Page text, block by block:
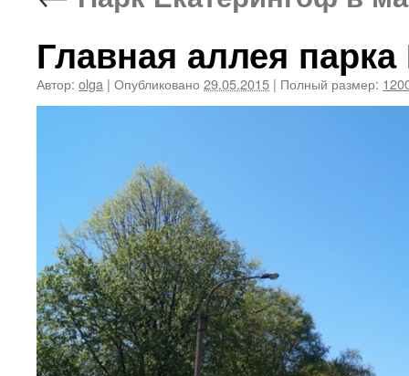
Главная аллея
Автор: olga | Опубликовано 29.05.2015 | Полный размер: